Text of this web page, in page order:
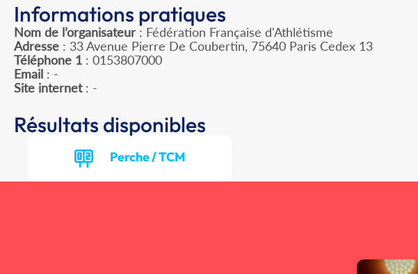
Informations pratiques
Nom de l’organisateur : Fédération Française d'Athlétisme
Adresse : 33 Avenue Pierre De Coubertin, 75640 Paris Cedex 13
Téléphone 1 : 0153807000
Email : -
Site internet: -
Résultats disponibles
Perche / TCM